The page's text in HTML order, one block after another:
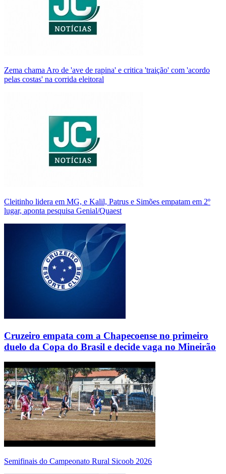
Zema chama Aro de 'ave de rapina' e critica 'traição' com 'acordo
pelas costas' na corrida eleitoral
Cleitinho lidera em MG, e Kalil, Patrus e Simões empatam em 2º
lugar, aponta pesquisa Genial/Quaest
Cruzeiro empata com a Chapecoense no primeiro
duelo da Copa do Brasil e decide vaga no Mineirão
Semifinais do Campeonato Rural Sicoob 2026